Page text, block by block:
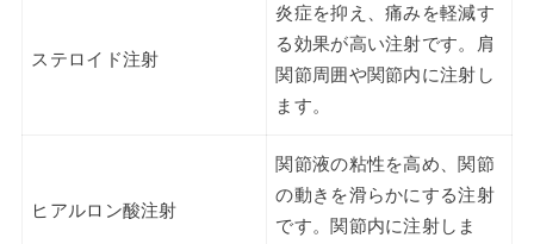
ステロイド注射
炎症を抑え、痛みを軽減す
る効果が高い注射です。肩
関節周囲や関節内に注射し
ます。
ヒアルロン酸注射
関節液の粘性を高め、関節
の動きを滑らかにする注射
です。関節内に注射しま